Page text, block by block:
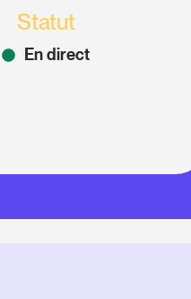
Statut
En direct